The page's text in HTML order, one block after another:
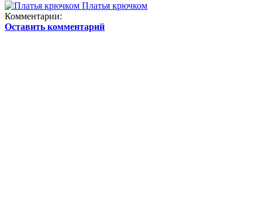
Платья крючком
Комментарии:
Оставить комментарий